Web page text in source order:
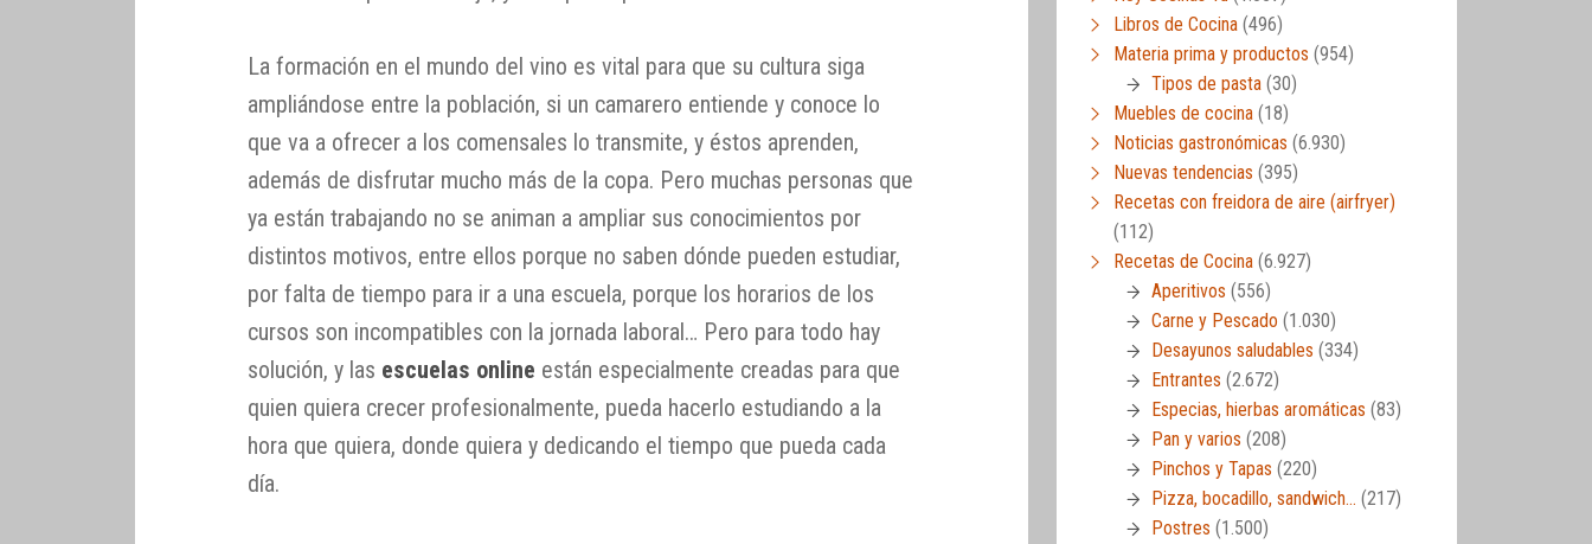
La formación en el mundo del vino es vital para que su cultura siga
ampliándose entre la población, si un camarero entiende y conoce lo
que va a ofrecer a los comensales lo transmite, y éstos aprenden,
además de disfrutar mucho más de la copa. Pero muchas personas que
ya están trabajando no se animan a ampliar sus conocimientos por
distintos motivos, entre ellos porque no saben dónde pueden estudiar,
por falta de tiempo para ir a una escuela, porque los horarios de los
cursos son incompatibles con la jornada laboral… Pero para todo hay
solución, y las escuelas online están especialmente creadas para que
quien quiera crecer profesionalmente, pueda hacerlo estudiando a la
hora que quiera, donde quiera y dedicando el tiempo que pueda cada
día.
Libros de Cocina (496)
Materia prima y productos (954)
Tipos de pasta (30)
Muebles de cocina (18)
Noticias gastronómicas (6.930)
Nuevas tendencias (395)
Recetas con freidora de aire (airfryer)
(112)
Recetas de Cocina (6.927)
Aperitivos (556)
Carne y Pescado (1.030)
Desayunos saludables (334)
Entrantes (2.672)
Especias, hierbas aromáticas (83)
Pan y varios (208)
Pinchos y Tapas (220)
Pizza, bocadillo, sandwich… (217)
Postres (1.500)